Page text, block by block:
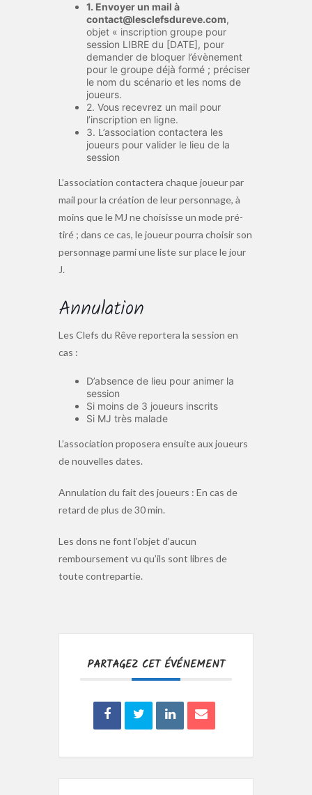
1. Envoyer un mail à
contact@lesclefsdureve.com,
objet « inscription groupe pour
session LIBRE du [DATE], pour
demander de bloquer l’évènement
pour le groupe déjà formé ; préciser
le nom du scénario et les noms de
joueurs.
2. Vous recevrez un mail pour
l’inscription en ligne.
3. L’association contactera les
joueurs pour valider le lieu de la
session
L’association contactera chaque joueur par
mail pour la création de leur personnage, à
moins que le MJ ne choisisse un mode pré-
tiré ; dans ce cas, le joueur pourra choisir son
personnage parmi une liste sur place le jour
J.
Annulation
Les Clefs du Rêve reportera la session en
cas :
D’absence de lieu pour animer la
session
Si moins de 3 joueurs inscrits
Si MJ très malade
L’association proposera ensuite aux joueurs
de nouvelles dates.
Annulation du fait des joueurs : En cas de
retard de plus de 30 min.
Les dons ne font l’objet d’aucun
remboursement vu qu’ils sont libres de
toute contrepartie.
PARTAGEZ CET ÉVÉNEMENT